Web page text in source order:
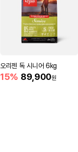
오리젠 독 시니어 6kg
15% 89,900원